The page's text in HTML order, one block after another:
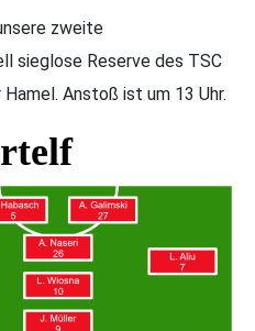
zweite
sieglose Reserve des TSC
Anstoß ist um 13 Uhr.